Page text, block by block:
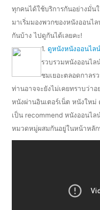
ทุกคนได้ใช้บริการกันอย่างมั่น
มาเริ่มมองพวกของหนังออนไ
กันบ้าง ไปดูกันได้เลยคะ!
1. ดูหนังหนังออนไลน์
รวบรวมหนังออนไล
ชมเยอะตลอดกาลร
ท่านอาจจะยังไม่เคยทราบว่าอ
หนังผ่านอินเตอร์เน็ต หนังใหม่
เป็น recommend หนังออนไ
หมวดหมู่ผสมกันอยู่ในหน้าหลั